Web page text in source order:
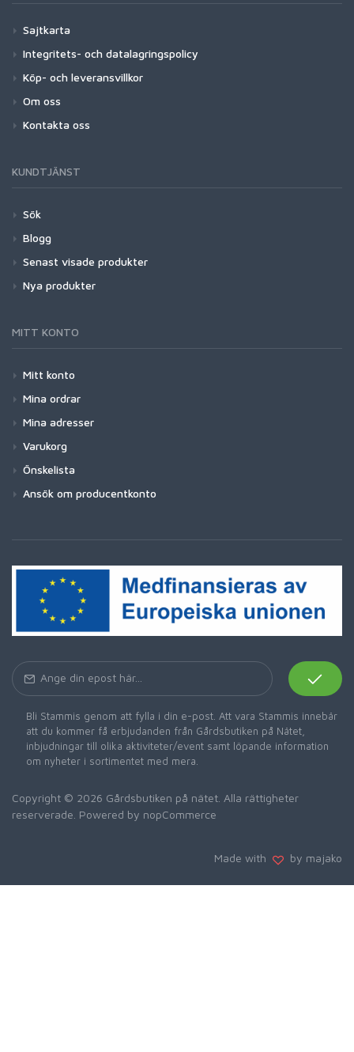
Sajtkarta
Integritets- och datalagringspolicy
Köp- och leveransvillkor
Om oss
Kontakta oss
KUNDTJÄNST
Sök
Blogg
Senast visade produkter
Nya produkter
MITT KONTO
Mitt konto
Mina ordrar
Mina adresser
Varukorg
Önskelista
Ansök om producentkonto
Bli Stammis genom att fylla i din e-post. Att vara Stammis innebär
att du kommer få erbjudanden från Gårdsbutiken på Nätet,
inbjudningar till olika aktiviteter/event samt löpande information
om nyheter i sortimentet med mera.
Copyright © 2026 Gårdsbutiken på nätet. Alla rättigheter
reserverade. Powered by nopCommerce
Made with by majako